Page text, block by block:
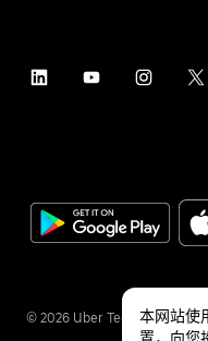
© 2026 Uber Technologies
本网站使